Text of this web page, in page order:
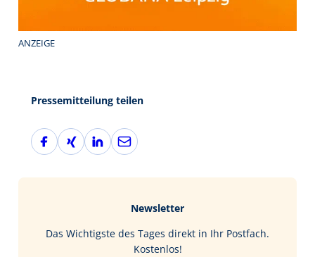
ANZEIGE
Pressemitteilung teilen
F
a
X
i
L
i
I
E
-
Newsletter
Das Wichtigste des Tages direkt in Ihr Postfach.
Kostenlos!